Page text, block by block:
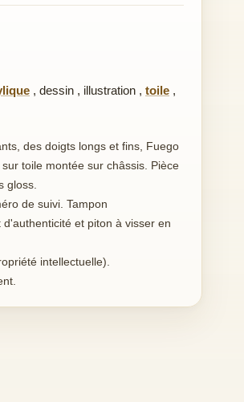
, dessin , illustration , toile ,
des doigts longs et fins, Fuego
toile montée sur châssis. Pièce
gloss.
de suivi. Tampon
et piton à visser en
intellectuelle).